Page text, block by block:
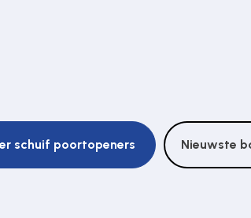
schuif poortopeners Nieuwste